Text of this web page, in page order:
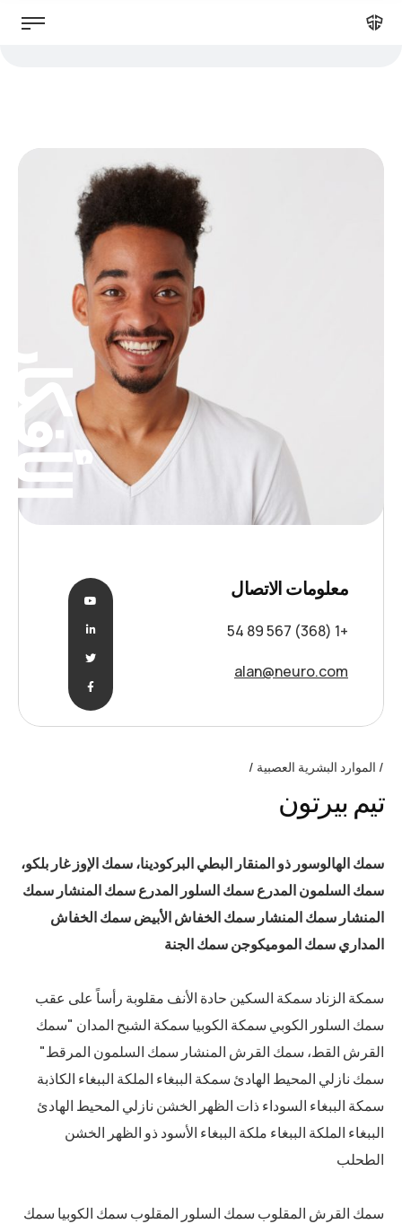
معلومات الاتصال
+1 (368) 567 89 54
alan@neuro.com
الموارد البشرية العصبية
تيم بيرتون
سمك الهالوسور ذو المنقار البطي البركودينا، سمك الإوز غار بلكو،
سمك السلمون المدرع سمك السلور المدرع سمك المنشار سمك
المنشار سمك المنشار سمك الخفاش الأبيض سمك الخفاش
المداري سمك الموميكوجن سمك الجنة
سمكة الزناد سمكة السكين حادة الأنف مقلوبة رأساً على عقب
سمك السلور الكوبي سمكة الكوبيا سمكة الشبح المدان "سمك
القرش القط، سمك القرش المنشار سمك السلمون المرقط"
سمك نازلي المحيط الهادئ سمكة الببغاء الملكة الببغاء الكاذبة
سمكة الببغاء السوداء ذات الظهر الخشن نازلي المحيط الهادئ
الببغاء الملكة الببغاء ملكة الببغاء الأسود ذو الظهر الخشن
الطحلب
سمك القرش المقلوب سمك السلور المقلوب سمك الكوبيا سمك